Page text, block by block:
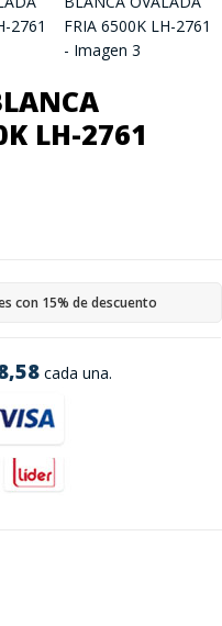
LH-2761
cada una.
con 15% de descuento